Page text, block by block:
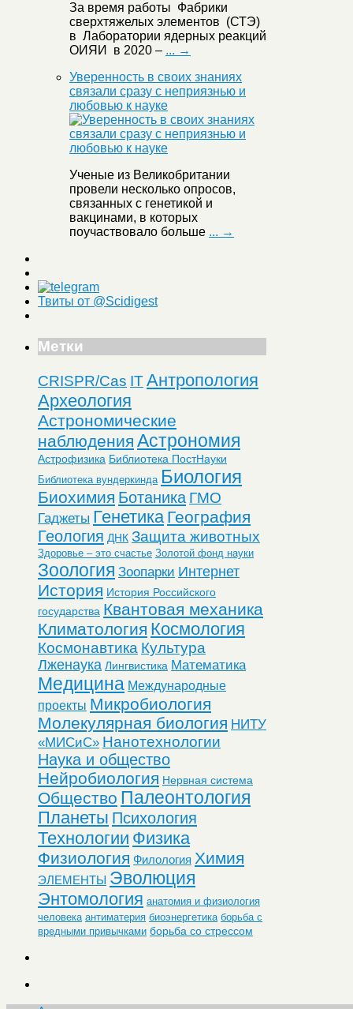
За время работы Фабрики
сверхтяжелых элементов (СТЭ)
в Лаборатории ядерных реакций
ОИЯИ в 2020 – ... →
Уверенность в своих знаниях
связали сразу с неприязнью и
любовью к науке
Ученые из Великобритании
провели несколько опросов,
связанных с генетикой и
вакцинами, в которых
поучаствовало больше ... →
Твиты от @Scidigest
Метки
CRISPR/Cas ITАнтропология
Археология
Астрономические
наблюдения Астрономия
Астрофизика Библиотека ПостНауки
Библиотека вундеркинда Биология
Биохимия Ботаника ГМО
Гаджеты Генетика География
Геология ДНК Защита животных
Здоровье – это счастье Золотой фонд науки
Зоология Зоопарки Интернет
История История Российского
государства Квантовая механика
Климатология Космология
Космонавтика Культура
Лженаука Лингвистика Математика
Медицина Международные
проекты Микробиология
Молекулярная биология НИТУ
«МИСиС» Нанотехнологии
Наука и общество
Нейробиология Нервная система
Общество Палеонтология
Планеты Психология
Технологии Физика
Физиология Филология Химия
ЭЛЕМЕНТЫ Эволюция
Энтомология анатомия и физиология
человека антиматерия биоэнергетика борьба с
вредными привычками борьба со стрессом